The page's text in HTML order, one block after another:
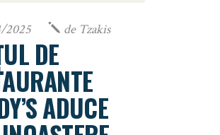
2025 de Tzakis
DE
ADUCE